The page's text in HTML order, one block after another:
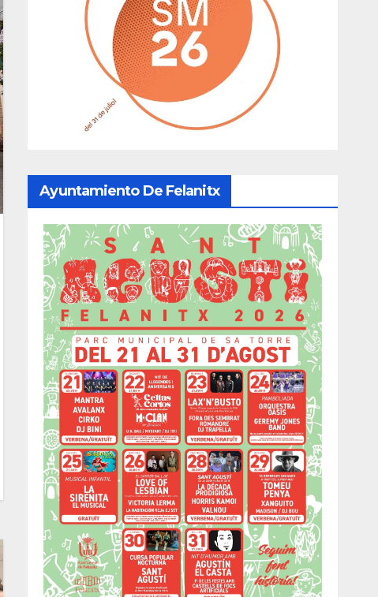
Ayuntamiento De Felanitx